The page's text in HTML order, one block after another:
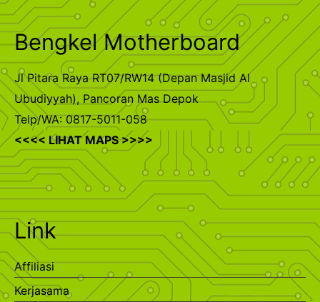
Bengkel Motherboard
Jl Pitara Raya RT07/RW14 (Depan Masjid Al
Ubudiyyah), Pancoran Mas Depok
Telp/WA: 0817-5011-058
<<<< LIHAT MAPS >>>>
Link
Affiliasi
Kerjasama